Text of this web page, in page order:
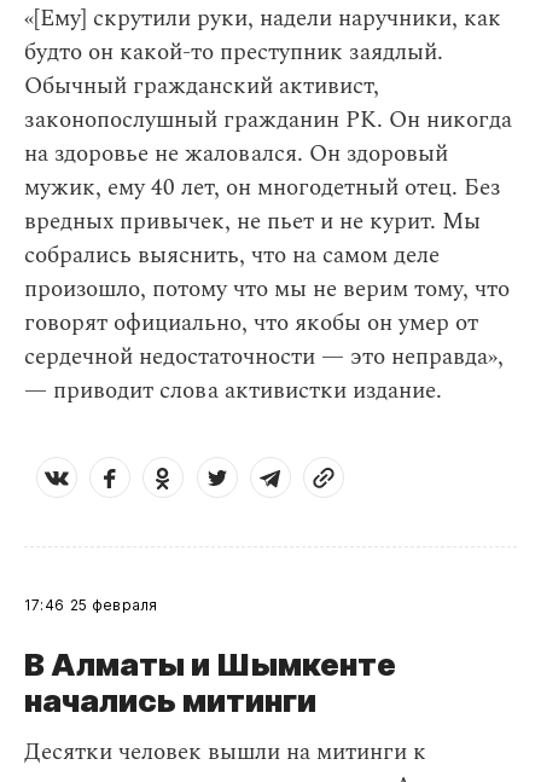
«[Ему] скрутили руки, надели наручники, как
будто он какой-то преступник заядлый.
Обычный гражданский активист,
законопослушный гражданин РК. Он никогда
на здоровье не жаловался. Он здоровый
мужик, ему 40 лет, он многодетный отец. Без
вредных привычек, не пьет и не курит. Мы
собрались выяснить, что на самом деле
произошло, потому что мы не верим тому, что
говорят официально, что якобы он умер от
сердечной недостаточности — это неправда»,
— приводит слова активистки издание.
17:46 25 февраля
В Алматы и Шымкенте
начались митинги
Десятки человек вышли на митинги к